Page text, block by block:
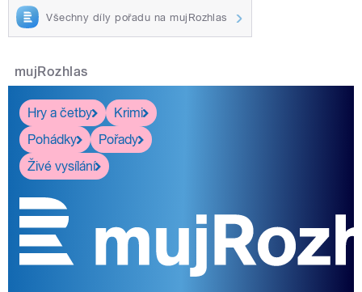
Všechny díly pořadu na mujRozhlas
mujRozhlas
Hry a četby
Krimi
Pohádky
Pořady
Živé vysílání